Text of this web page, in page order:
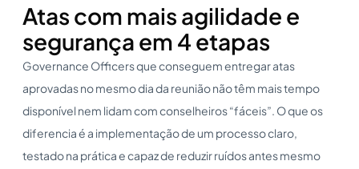
Atas com mais agilidade e
segurança em 4 etapas
Governance Officers que conseguem entregar atas
aprovadas no mesmo dia da reunião não têm mais tempo
disponível nem lidam com conselheiros “fáceis”. O que os
diferencia é a implementação de um processo claro,
testado na prática e capaz de reduzir ruídos antes mesmo